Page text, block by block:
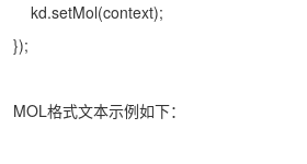
kd.setMol(context);
});
MOL格式文本示例如下：